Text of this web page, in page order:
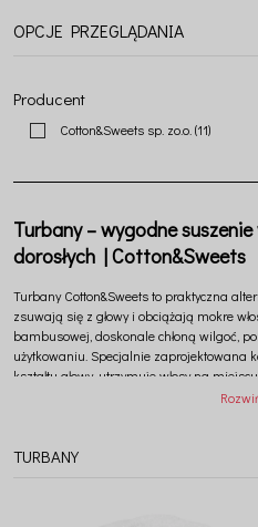
OPCJE PRZEGLĄDANIA
Producent
Cotton&Sweets sp. zo.o. (11)
Turbany – wygodne
dorosłych | Cotton&Sweets
Turbany Cotton&Sweets to praktyczna
zsuwają się z głowy i obciążają mokre
bambusowej, doskonale chłoną wilgoć,
użytkowaniu. Specjalnie zaprojektowana
kształtu głowy, utrzymuje włosy na
guziczek. Dostępne w rozmiarach dla
Cotton&Sweets
TURBANY